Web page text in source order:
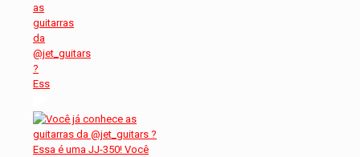
as
guitarras
da
@jet_guitars
?
Ess